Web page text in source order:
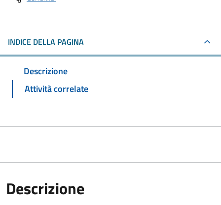
INDICE DELLA PAGINA
Descrizione
Attività correlate
Descrizione